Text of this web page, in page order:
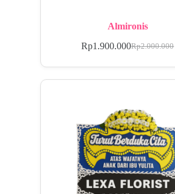
Almironis
Rp2.000.000
Rp1.900.000